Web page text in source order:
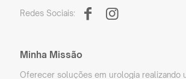
Redes Sociais:
Minha Missão
Oferecer soluções em urologia realizando